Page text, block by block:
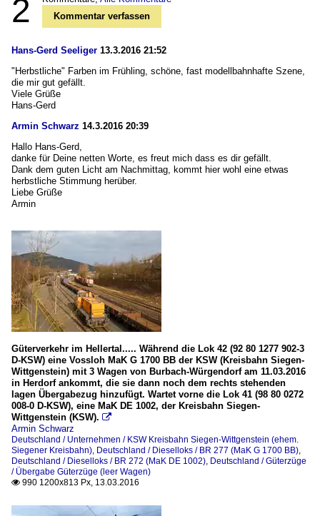
2
Kommentar verfassen
Hans-Gerd Seeliger 13.3.2016 21:52
"Herbstliche" Farben im Frühling, schöne, fast modellbahnhafte Szene,
die mir gut gefällt.
Viele Grüße
Hans-Gerd
Armin Schwarz 14.3.2016 20:39
Hallo Hans-Gerd,
danke für Deine netten Worte, es freut mich dass es dir gefällt.
Dank dem guten Licht am Nachmittag, kommt hier wohl eine etwas
herbstliche Stimmung herüber.
Liebe Grüße
Armin
Güterverkehr im Hellertal..... Während die Lok 42 (92 80 1277 902-3
D-KSW) eine Vossloh MaK G 1700 BB der KSW (Kreisbahn Siegen-
Wittgenstein) mit 3 Wagen von Burbach-Würgendorf am 11.03.2016
in Herdorf ankommt, die sie dann noch dem rechts stehenden
lagen Übergabezug hinzufügt. Wartet vorne die Lok 41 (98 80 0272
008-0 D-KSW), eine MaK DE 1002, der Kreisbahn Siegen-
Wittgenstein (KSW). 
Armin Schwarz
Deutschland / Unternehmen / KSW Kreisbahn Siegen-Wittgenstein (ehem.
Siegener Kreisbahn) Deutschland / Dieselloks / BR 277 (MaK G 1700 BB)
Deutschland / Dieselloks / BR 272 (MaK DE 1002) Deutschland / Güterzüge
/ Übergabe Güterzüge (leer Wagen)
 990 1200x813 Px, 13.03.2016